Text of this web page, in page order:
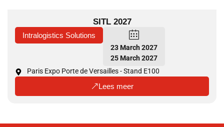
SITL 2027
Intralogistics Solutions
23 March 2027
25 March 2027
Paris Expo Porte de Versailles - Stand E100
Lees meer